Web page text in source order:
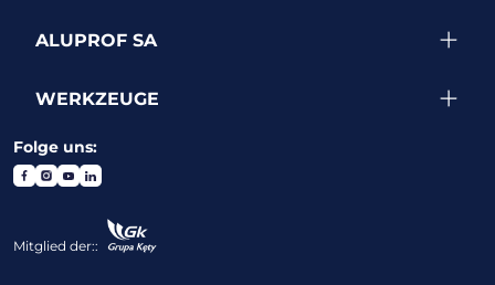
ALUPROF SA
WERKZEUGE
Folge uns:
Mitglied der::